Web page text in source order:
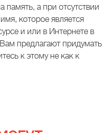
а при отсутствии
которое является
и или в Интернете в
предлагают придумать
к этому не как к